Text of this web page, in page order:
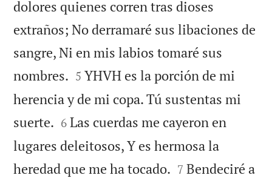
dolores quienes corren tras dioses
extraños; No derramaré sus libaciones de
sangre, Ni en mis labios tomaré sus
nombres. 

5 YHVH es la porción de mi
herencia y de mi copa. Tú sustentas mi
suerte. 

6 Las cuerdas me cayeron en
lugares deleitosos, Y es hermosa la
heredad que me ha tocado. 

7 Bendeciré a